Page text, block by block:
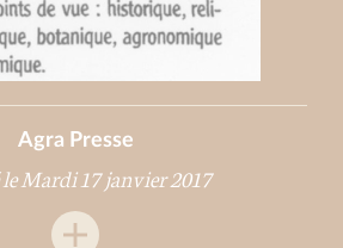
Agra Presse
le Mardi 17 janvier 2017